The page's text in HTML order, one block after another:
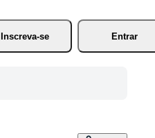
Inscreva-se
Entrar